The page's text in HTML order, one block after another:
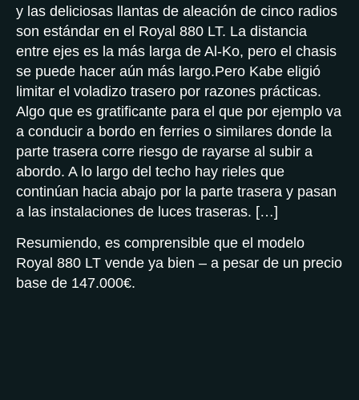
y las deliciosas llantas de aleación de cinco radios
son estándar en el Royal 880 LT. La distancia
entre ejes es la más larga de Al-Ko, pero el chasis
se puede hacer aún más largo.Pero Kabe eligió
limitar el voladizo trasero por razones prácticas.
Algo que es gratificante para el que por ejemplo va
a conducir a bordo en ferries o similares donde la
parte trasera corre riesgo de rayarse al subir a
abordo. A lo largo del techo hay rieles que
continúan hacia abajo por la parte trasera y pasan
a las instalaciones de luces traseras. […]
Resumiendo, es comprensible que el modelo
Royal 880 LT vende ya bien – a pesar de un precio
base de 147.000€.